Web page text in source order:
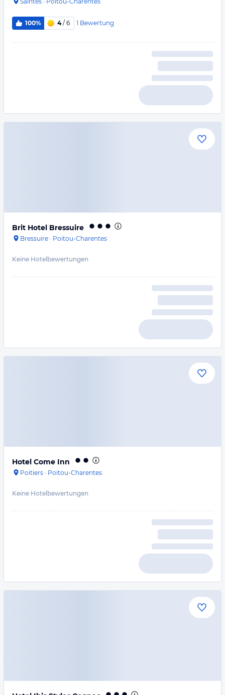
100% 4/ 6 1 Bewertung
Brit Hotel Bressuire
Bressuire · Poitou-Charentes
Keine Hotelbewertungen
Hotel Come Inn
Poitiers · Poitou-Charentes
Keine Hotelbewertungen